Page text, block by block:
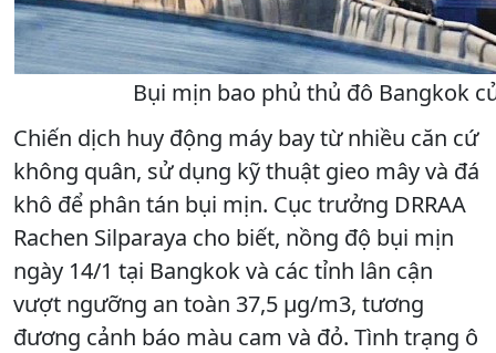
Bụi mịn bao phủ thủ đô Bangkok
Chiến dịch huy động máy bay từ nhiều căn cứ
không quân, sử dụng kỹ thuật gieo mây và đá
khô để phân tán bụi mịn. Cục trưởng DRRAA
Rachen Silparaya cho biết, nồng độ bụi mịn
ngày 14/1 tại Bangkok và các tỉnh lân cận
vượt ngưỡng an toàn 37,5 μg/m3, tương
đương cảnh báo màu cam và đỏ. Tình trạng ô